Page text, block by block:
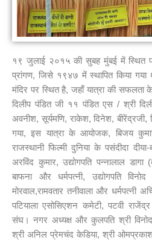
१९ जुलाई २०१५ की सुबह मुंबई में स्थित
प्रांगण, जिसे १९४७ में स्थापित किया गया
मंदिर पर स्थित है, जहाँ यात्रा की सफलता
दिलीप पंडित जी ११ पंडित एस / श्री
अवनीश, सूर्यमणि, राकेश, दिनेश, बीरेंद्रजी,
गया, इस यात्रा के आयोजक, बिजय
राजस्थानी फिल्मी दुनिया के पसंदीदा
अरविंद कुमार, उद्योगपति पन्नालाल डागा
बाफना और धर्मपत्नी, उद्योगपति विनोद
मोरवाल,रामवतार तनीवाला और धर्मपत्नी
पटियाला एसोसिएशन कमेटी, पटवी
संघ। नगर अध्यक्ष और कुलपति श्री विनोद
श्री अनिल प्रेमचंद केडिया, श्री ओमप्रकाश